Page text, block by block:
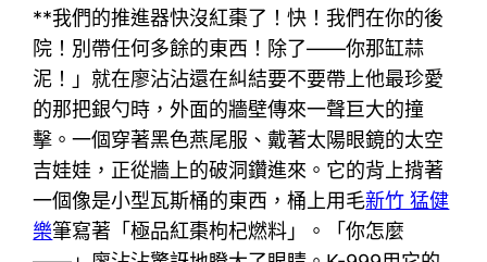
**我們的推進器快沒紅棗了！快！我們在你的後
院！別帶任何多餘的東西！除了——你那缸蒜
泥！」就在廖沾沾還在糾結要不要帶上他最珍愛
的那把銀勺時，外面的牆壁傳來一聲巨大的撞
擊。一個穿著黑色燕尾服、戴著太陽眼鏡的太空
吉娃娃，正從牆上的破洞鑽進來。它的背上揹著
一個像是小型瓦斯桶的東西，桶上用毛新竹 猛健
樂筆寫著「極品紅棗枸杞燃料」。「你怎麼